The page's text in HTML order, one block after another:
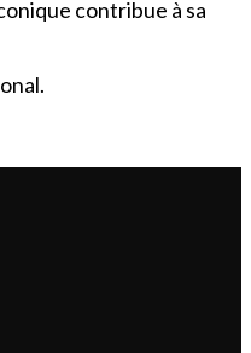
contribue à sa